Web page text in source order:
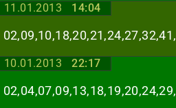
11.01.2013 14:04
02,09,10,18,20,21,24,27,32,41,
10.01.2013 22:17
02,04,07,09,13,18,19,20,24,29,